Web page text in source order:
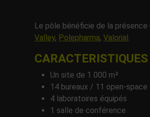
Le pôle bénéficie de la
Valley, Polepharma,Valorial.
CARACTERISTIQUES
Un site de 1 000 m²
14 bureaux / 11 open-space
4 laboratoires équipés
1 salle de conférence